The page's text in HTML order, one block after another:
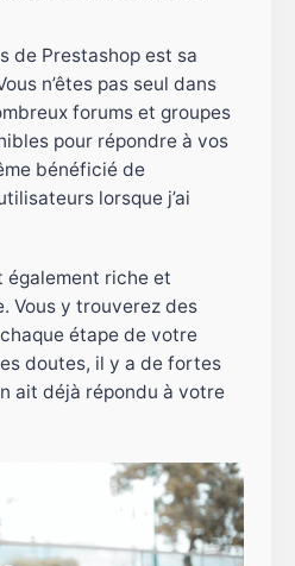
de Prestashop est sa
n’êtes pas seul dans
forums et groupes
pour répondre à vos
bénéficié de
lorsque j’ai
également riche et
Vous y trouverez des
étape de votre
doutes, il y a de fortes
ait déjà répondu à votre